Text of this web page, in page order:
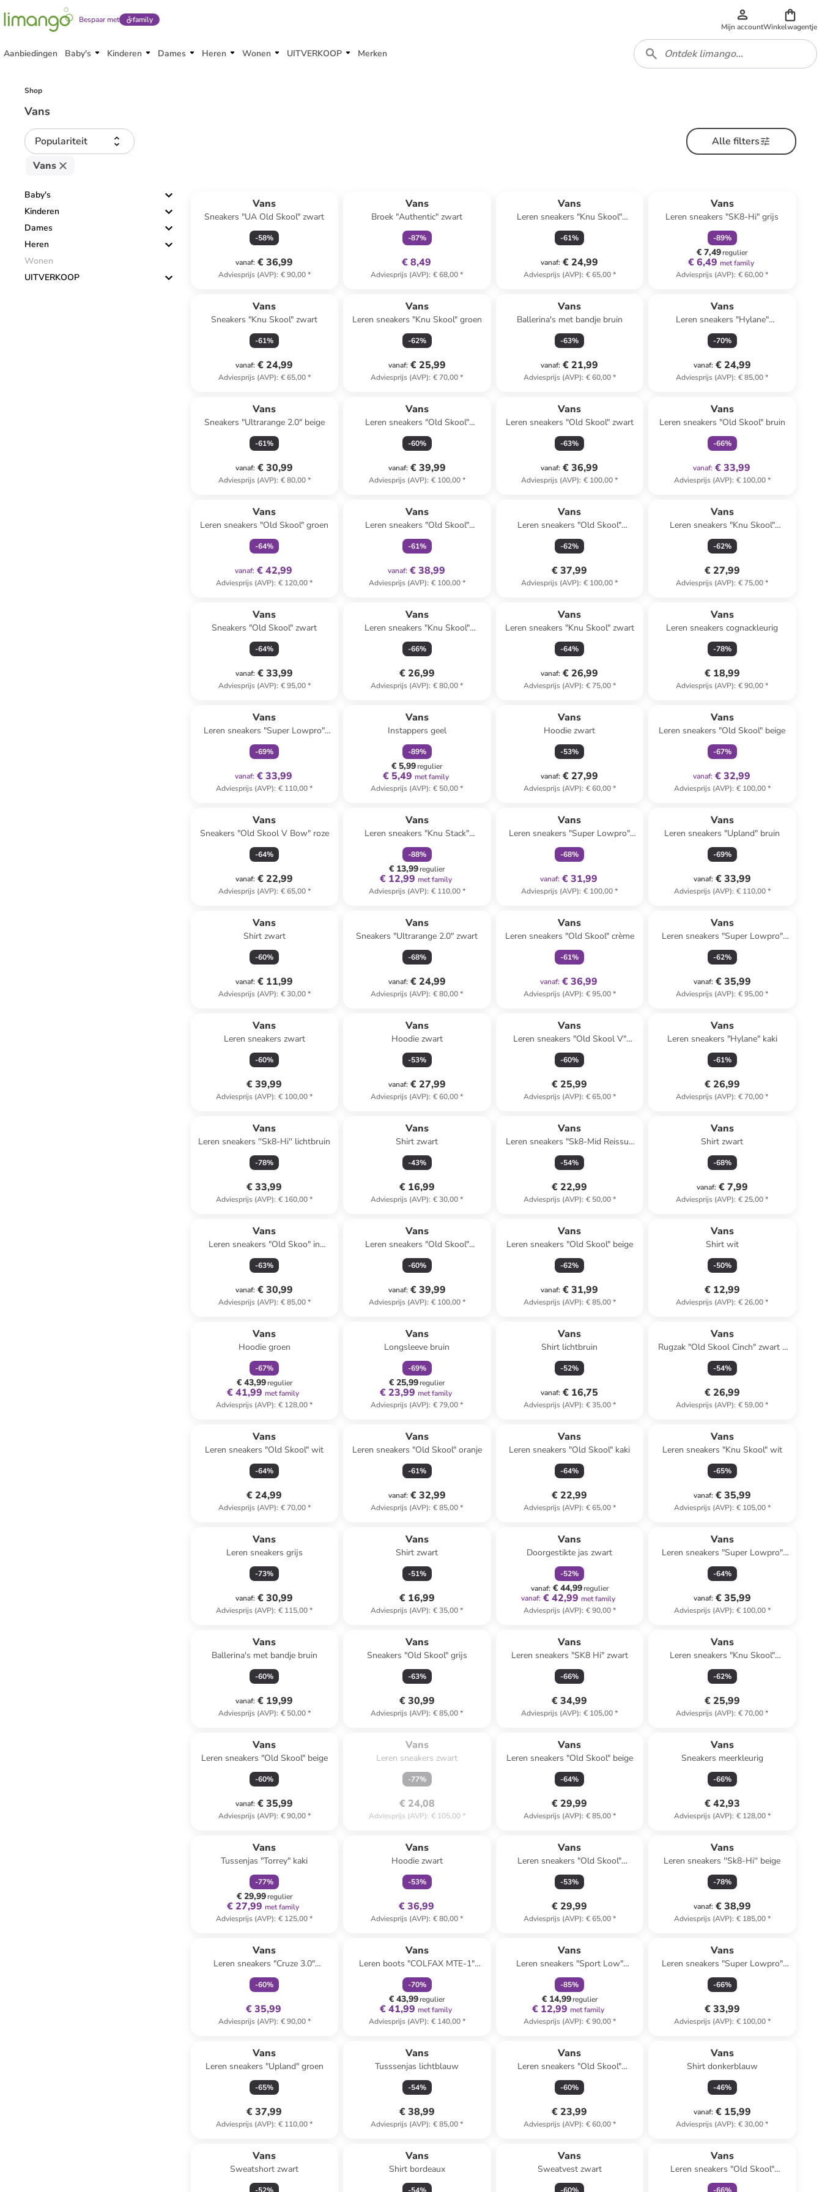
Bespaar met family
Mijn accountWinkelwagentje
Aanbiedingen Baby's Kinderen Dames Heren Wonen UITVERKOOP Merken
Shop
Vans
Populariteit
Alle filters
Vans
Baby's
Kinderen
Dames
Heren
Wonen
UITVERKOOP
Vans
Sneakers "UA Old Skool" zwart
-58%
vanaf: € 36,99
Adviesprijs (AVP): € 90,00*
Vans
Broek "Authentic" zwart
-87%
€ 8,49
Adviesprijs (AVP): € 68,00*
Vans
Leren sneakers "Knu Skool"
lichtroze/paars
-61%
vanaf: € 24,99
Adviesprijs (AVP): € 65,00*
Vans
Leren sneakers "SK8-Hi" grijs
-89%
€ 7,49regulier
€ 6,49 met family
Adviesprijs (AVP): € 60,00*
Vans
Sneakers "Knu Skool" zwart
-61%
vanaf: € 24,99
Adviesprijs (AVP): € 65,00*
Vans
Leren sneakers "Knu Skool" groen
-62%
vanaf: € 25,99
Adviesprijs (AVP): € 70,00*
Vans
Ballerina's met bandje bruin
-63%
vanaf: € 21,99
Adviesprijs (AVP): € 60,00*
Vans
Leren sneakers "Hylane"
zwart/crème
-70%
vanaf: € 24,99
Adviesprijs (AVP): € 85,00*
Vans
Sneakers "Ultrarange 2.0" beige
-61%
vanaf: € 30,99
Adviesprijs (AVP): € 80,00*
Vans
Leren sneakers "Old Skool"
oranje/rood
-60%
vanaf: € 39,99
Adviesprijs (AVP): € 100,00*
Vans
Leren sneakers "Old Skool" zwart
-63%
vanaf: € 36,99
Adviesprijs (AVP): € 100,00*
Vans
Leren sneakers "Old Skool" bruin
-66%
vanaf: € 33,99
Adviesprijs (AVP): € 100,00*
Vans
Leren sneakers "Old Skool" groen
-64%
vanaf: € 42,99
Adviesprijs (AVP): € 120,00*
Vans
Leren sneakers "Old Skool"
zilverkleurig
-61%
vanaf: € 38,99
Adviesprijs (AVP): € 100,00*
Vans
Leren sneakers "Old Skool"
lichtroze
-62%
€ 37,99
Adviesprijs (AVP): € 100,00*
Vans
Leren sneakers "Knu Skool"
donkerblauw/wit
-62%
€ 27,99
Adviesprijs (AVP): € 75,00*
Vans
Sneakers "Old Skool" zwart
-64%
vanaf: € 33,99
Adviesprijs (AVP): € 95,00*
Vans
Leren sneakers "Knu Skool"
donkerblauw/wit
-66%
€ 26,99
Adviesprijs (AVP): € 80,00*
Vans
Leren sneakers "Knu Skool" zwart
-64%
vanaf: € 26,99
Adviesprijs (AVP): € 75,00*
Vans
Leren sneakers cognackleurig
-78%
€ 18,99
Adviesprijs (AVP): € 90,00*
Vans
Leren sneakers "Super Lowpro"
bruin
-69%
vanaf: € 33,99
Adviesprijs (AVP): € 110,00*
Vans
Instappers geel
-89%
€ 5,99regulier
€ 5,49 met family
Adviesprijs (AVP): € 50,00*
Vans
Hoodie zwart
-53%
vanaf: € 27,99
Adviesprijs (AVP): € 60,00*
Vans
Leren sneakers "Old Skool" beige
-67%
vanaf: € 32,99
Adviesprijs (AVP): € 100,00*
Vans
Sneakers "Old Skool V Bow" roze
-64%
vanaf: € 22,99
Adviesprijs (AVP): € 65,00*
Vans
Leren sneakers "Knu Stack"
lichtroze/wit
-88%
€ 13,99regulier
€ 12,99 met family
Adviesprijs (AVP): € 110,00*
Vans
Leren sneakers "Super Lowpro"
beige
-68%
vanaf: € 31,99
Adviesprijs (AVP): € 100,00*
Vans
Leren sneakers "Upland" bruin
-69%
vanaf: € 33,99
Adviesprijs (AVP): € 110,00*
Vans
Shirt zwart
-60%
vanaf: € 11,99
Adviesprijs (AVP): € 30,00*
Vans
Sneakers "Ultrarange 2.0" zwart
-68%
vanaf: € 24,99
Adviesprijs (AVP): € 80,00*
Vans
Leren sneakers "Old Skool" crème
-61%
vanaf: € 36,99
Adviesprijs (AVP): € 95,00*
Vans
Leren sneakers "Super Lowpro"
wit/zwart
-62%
vanaf: € 35,99
Adviesprijs (AVP): € 95,00*
Vans
Leren sneakers zwart
-60%
€ 39,99
Adviesprijs (AVP): € 100,00*
Vans
Hoodie zwart
-53%
vanaf: € 27,99
Adviesprijs (AVP): € 60,00*
Vans
Leren sneakers "Old Skool V"
grijs/zilverkleurig
-60%
€ 25,99
Adviesprijs (AVP): € 65,00*
Vans
Leren sneakers "Hylane" kaki
-61%
€ 26,99
Adviesprijs (AVP): € 70,00*
Vans
Leren sneakers ''Sk8-Hi'' lichtbruin
-78%
€ 33,99
Adviesprijs (AVP): € 160,00*
Vans
Shirt zwart
-43%
€ 16,99
Adviesprijs (AVP): € 30,00*
Vans
Leren sneakers "Sk8-Mid Reissue
V" roze
-54%
€ 22,99
Adviesprijs (AVP): € 50,00*
Vans
Shirt zwart
-68%
vanaf: € 7,99
Adviesprijs (AVP): € 25,00*
Vans
Leren sneakers "Old Skoo" in
Rostbraun
-63%
vanaf: € 30,99
Adviesprijs (AVP): € 85,00*
Vans
Leren sneakers "Old Skool"
lichtbruin
-60%
vanaf: € 39,99
Adviesprijs (AVP): € 100,00*
Vans
Leren sneakers "Old Skool" beige
-62%
vanaf: € 31,99
Adviesprijs (AVP): € 85,00*
Vans
Shirt wit
-50%
€ 12,99
Adviesprijs (AVP): € 26,00*
Vans
Hoodie groen
-67%
€ 43,99regulier
€ 41,99 met family
Adviesprijs (AVP): € 128,00*
Vans
Longsleeve bruin
-69%
€ 25,99regulier
€ 23,99 met family
Adviesprijs (AVP): € 79,00*
Vans
Shirt lichtbruin
-52%
vanaf: € 16,75
Adviesprijs (AVP): € 35,00*
Vans
Rugzak "Old Skool Cinch" zwart -
(B)33 x (H)51 x (D)15 cm
-54%
€ 26,99
Adviesprijs (AVP): € 59,00*
Vans
Leren sneakers "Old Skool" wit
-64%
€ 24,99
Adviesprijs (AVP): € 70,00*
Vans
Leren sneakers "Old Skool" oranje
-61%
vanaf: € 32,99
Adviesprijs (AVP): € 85,00*
Vans
Leren sneakers "Old Skool" kaki
-64%
€ 22,99
Adviesprijs (AVP): € 65,00*
Vans
Leren sneakers "Knu Skool" wit
-65%
vanaf: € 35,99
Adviesprijs (AVP): € 105,00*
Vans
Leren sneakers grijs
-73%
vanaf: € 30,99
Adviesprijs (AVP): € 115,00*
Vans
Shirt zwart
-51%
€ 16,99
Adviesprijs (AVP): € 35,00*
Vans
Doorgestikte jas zwart
-52%
vanaf: € 44,99regulier
vanaf: € 42,99 met family
Adviesprijs (AVP): € 90,00*
Vans
Leren sneakers "Super Lowpro"
roze/groen
-64%
vanaf: € 35,99
Adviesprijs (AVP): € 100,00*
Vans
Ballerina's met bandje bruin
-60%
vanaf: € 19,99
Adviesprijs (AVP): € 50,00*
Vans
Sneakers "Old Skool" grijs
-63%
€ 30,99
Adviesprijs (AVP): € 85,00*
Vans
Leren sneakers "SK8 Hi" zwart
-66%
€ 34,99
Adviesprijs (AVP): € 105,00*
Vans
Leren sneakers "Knu Skool"
lichtroze
-62%
€ 25,99
Adviesprijs (AVP): € 70,00*
Vans
Leren sneakers "Old Skool" beige
-60%
vanaf: € 35,99
Adviesprijs (AVP): € 90,00*
uitverkocht.
Vans
Leren sneakers zwart
-77%
€ 24,08
Adviesprijs (AVP): € 105,00*
Vans
Leren sneakers "Old Skool" beige
-64%
€ 29,99
Adviesprijs (AVP): € 85,00*
Vans
Sneakers meerkleurig
-66%
€ 42,93
Adviesprijs (AVP): € 128,00*
Vans
Tussenjas "Torrey" kaki
-77%
€ 29,99regulier
€ 27,99 met family
Adviesprijs (AVP): € 125,00*
Vans
Hoodie zwart
-53%
€ 36,99
Adviesprijs (AVP): € 80,00*
Vans
Leren sneakers "Old Skool"
lichtroze/paars
-53%
€ 29,99
Adviesprijs (AVP): € 65,00*
Vans
Leren sneakers ''Sk8-Hi'' beige
-78%
vanaf: € 38,99
Adviesprijs (AVP): € 185,00*
Vans
Leren sneakers "Cruze 3.0"
zwart/wit
-60%
€ 35,99
Adviesprijs (AVP): € 90,00*
Vans
Leren boots "COLFAX MTE-1"
zwart
-70%
€ 43,99regulier
€ 41,99 met family
Adviesprijs (AVP): € 140,00*
Vans
Leren sneakers "Sport Low"
bordeaux
-85%
€ 14,99regulier
€ 12,99 met family
Adviesprijs (AVP): € 90,00*
Vans
Leren sneakers "Super Lowpro"
lichtblauw
-66%
€ 33,99
Adviesprijs (AVP): € 100,00*
Vans
Leren sneakers "Upland" groen
-65%
€ 37,99
Adviesprijs (AVP): € 110,00*
Vans
Tusssenjas lichtblauw
-54%
€ 38,99
Adviesprijs (AVP): € 85,00*
Vans
Leren sneakers "Old Skool"
wit/blauw/zwart
-60%
€ 23,99
Adviesprijs (AVP): € 60,00*
Vans
Shirt donkerblauw
-46%
vanaf: € 15,99
Adviesprijs (AVP): € 30,00*
Vans
Sweatshort zwart
Vans
Shirt bordeaux
Vans
Sweatvest zwart
Vans
Leren sneakers "Old Skool"
lichtroze/rood